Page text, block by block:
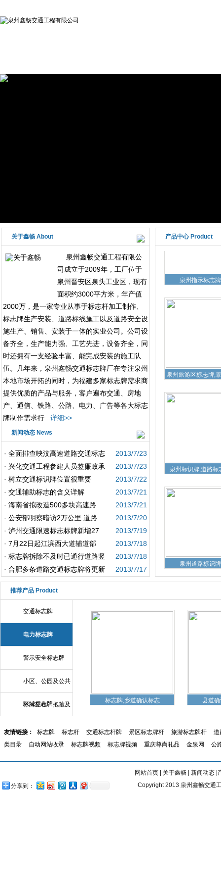
产品中心 Product
泉州指示标志牌
泉州旅游区标志牌,
泉州标识牌,道路标
泉州道路标识牌
泉州道路标线实
关于鑫畅 About
泉州鑫畅交通工程有限公
司成立于2009年，工厂位于
泉州晋安区泉头工业区，现有
面积约3000平方米，年产值
2000万，是一家专业从事于标志杆加工制作、
标志牌生产安装、道路标线施工以及道路安全设
施生产、销售、安装于一体的实业公司。公司设
备齐全，生产能力强、工艺先进，设备齐全，同
时还拥有一支经验丰富、能完成安装的施工队
伍。几年来，泉州鑫畅交通标志牌厂在专注泉州
本地市场开拓的同时，为福建多家标志牌需求商
提供优质的产品与服务，客户遍布交通、房地
产、通信、铁路、公路、电力、广告等各大标志
牌制作需求行... 详细>>
新闻动态 News
· 全面排查映汶高速道路交通标志
2013/7/23
· 兴化交通工程参建人员签廉政承
2013/7/23
· 树立交通标识牌位置很重要
2013/7/22
· 交通辅助标志的含义详解
2013/7/21
· 海南省拟改造500多块高速路
2013/7/21
· 公安部明察暗访2万公里 道路
2013/7/20
· 泸州交通限速标志标牌新增27
2013/7/19
· 7月22日起江滨西大道辅道部
2013/7/18
· 标志牌拆除不及时已通行道路竖
2013/7/18
· 合肥多条道路交通标志牌将更新 2013/7/17
推荐产品 Product
交通标志牌
电力标志牌
警示安全标志牌
小区、公园及公共
区域标志牌
标牌立柱、抱箍及
附件
标志牌,乡道确认标志 县道
友情链接： 标志牌 标志杆 交通标志杆牌 景区标志牌杆 旅游标志牌杆
道
类目录
自动网站收录 标志牌视频 标志牌视频 重庆尊尚礼品 金泉网 公
网站首页| 关于鑫畅| 新闻动态|
分享到：
Copyright 2013 泉州鑫畅交通